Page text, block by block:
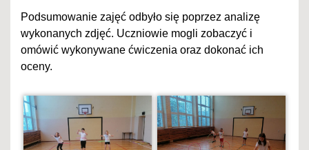
Podsumowanie zajęć odbyło się poprzez analizę
wykonanych zdjęć. Uczniowie mogli zobaczyć i
omówić wykonywane ćwiczenia oraz dokonać ich
oceny.